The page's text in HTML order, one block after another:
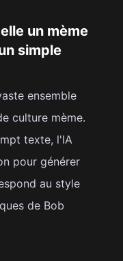
un mème
simple
ensemble
culture mème.
texte, l'IA
pour générer
au style
de Bob